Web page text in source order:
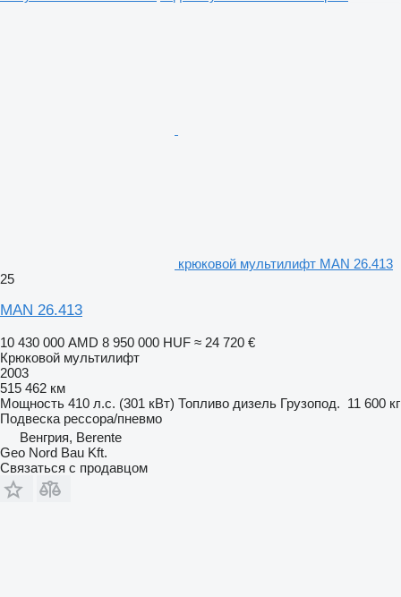
крюковой мультилифт MAN 26.413
25
MAN 26.413
10 430 000 AMD 8 950 000 HUF ≈ 24 720 €
Крюковой мультилифт
2003
515 462 км
Мощность 410 л.с. (301 кВт) Топливо дизель Грузопод. 11 600 кг
Подвеска рессора/пневмо
Венгрия, Berente
Geo Nord Bau Kft.
Связаться с продавцом